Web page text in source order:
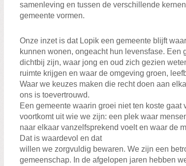
samenleving en tussen de verschillende
gemeente vormen.
Onze inzet is dat Lopik een gemeente blijft
kunnen wonen, ongeacht hun levensfase. Een
dichtbij zijn, waar jong en oud zich gezien
ruimte krijgen en waar de omgeving groen,
Waar we keuzes maken die recht doen aan
ons is toevertrouwd.
Een gemeente waarin groei niet ten koste gaat
voortkomt uit wie we zijn: een plek waar
naar elkaar vanzelfsprekend voelt en waar de
Dat is waardevol en dat
willen we zorgvuldig bewaren. We zijn een
gemeenschap. In de afgelopen jaren hebben